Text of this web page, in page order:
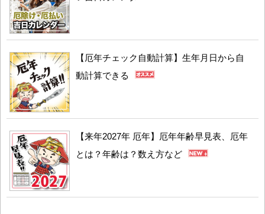
【厄年チェック自動計算】生年月日から自
動計算できる
【来年2027年 厄年】厄年年齢早見表、厄年
とは？年齢は？数え方など